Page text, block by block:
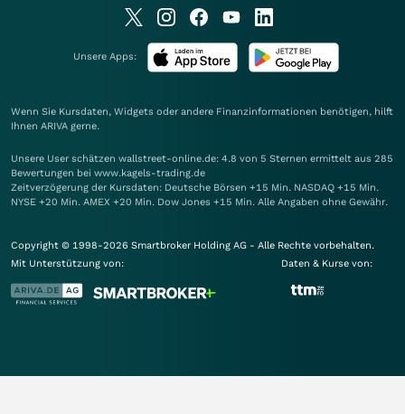
Unsere Apps:
Wenn Sie Kursdaten, Widgets oder andere Finanzinformationen benötigen, hilft
Ihnen ARIVA gerne.
Unsere User schätzen wallstreet-online.de: 4.8 von 5 Sternen ermittelt aus 285
Bewertungen bei www.kagels-trading.de
Zeitverzögerung der Kursdaten: Deutsche Börsen +15 Min. NASDAQ +15 Min.
NYSE +20 Min. AMEX +20 Min. Dow Jones +15 Min. Alle Angaben ohne Gewähr.
Copyright © 1998-2026 Smartbroker Holding AG - Alle Rechte vorbehalten.
Mit Unterstützung von:
Daten & Kurse von: